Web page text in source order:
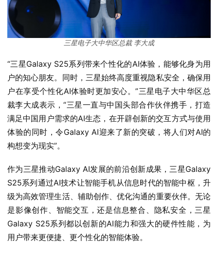
三星电子大中华区总裁 李大成
“三星Galaxy S25系列带来个性化的AI体验，能够化身为用
户的知心朋友。同时，三星始终高度重视隐私安全，确保用
户在享受个性化AI体验时更加安心。”三星电子大中华区总
裁李大成表示，“三星一直与中国头部合作伙伴携手，打造
满足中国用户需求的AI生态，在开辟创新的交互方式与使用
体验的同时，令Galaxy AI迎来了新的突破，将人们对AI的
构想变为现实”。
作为三星推动Galaxy AI发展的前沿创新成果，三星Galaxy
S25系列通过AI技术让智能手机从信息时代的智能中枢，升
级为高效管理生活、辅助创作、优化沟通的重要伙伴。无论
是影像创作、智能交互，还是信息整合、隐私安全，三星
Galaxy S25系列都以创新的AI能力和强大的硬件性能，为
用户带来更便捷、更个性化的智能体验。